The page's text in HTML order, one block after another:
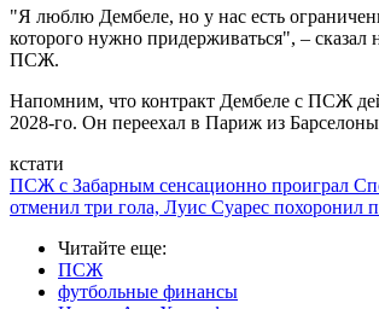
"Я люблю Дембеле, но у нас есть
которого нужно придерживаться", – сказал
ПСЖ.
Напомним, что контракт Дембеле с ПСЖ
2028-го. Он переехал в Париж из Барселоны
кстати
ПСЖ с Забарным сенсационно проиграл
отменил три гола, Луис Суарес похоронил
Читайте еще:
ПСЖ
футбольные финансы